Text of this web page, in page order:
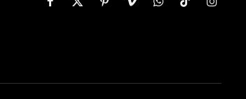
Facebook
X
PinterestVimeoWhatsAppTikTok